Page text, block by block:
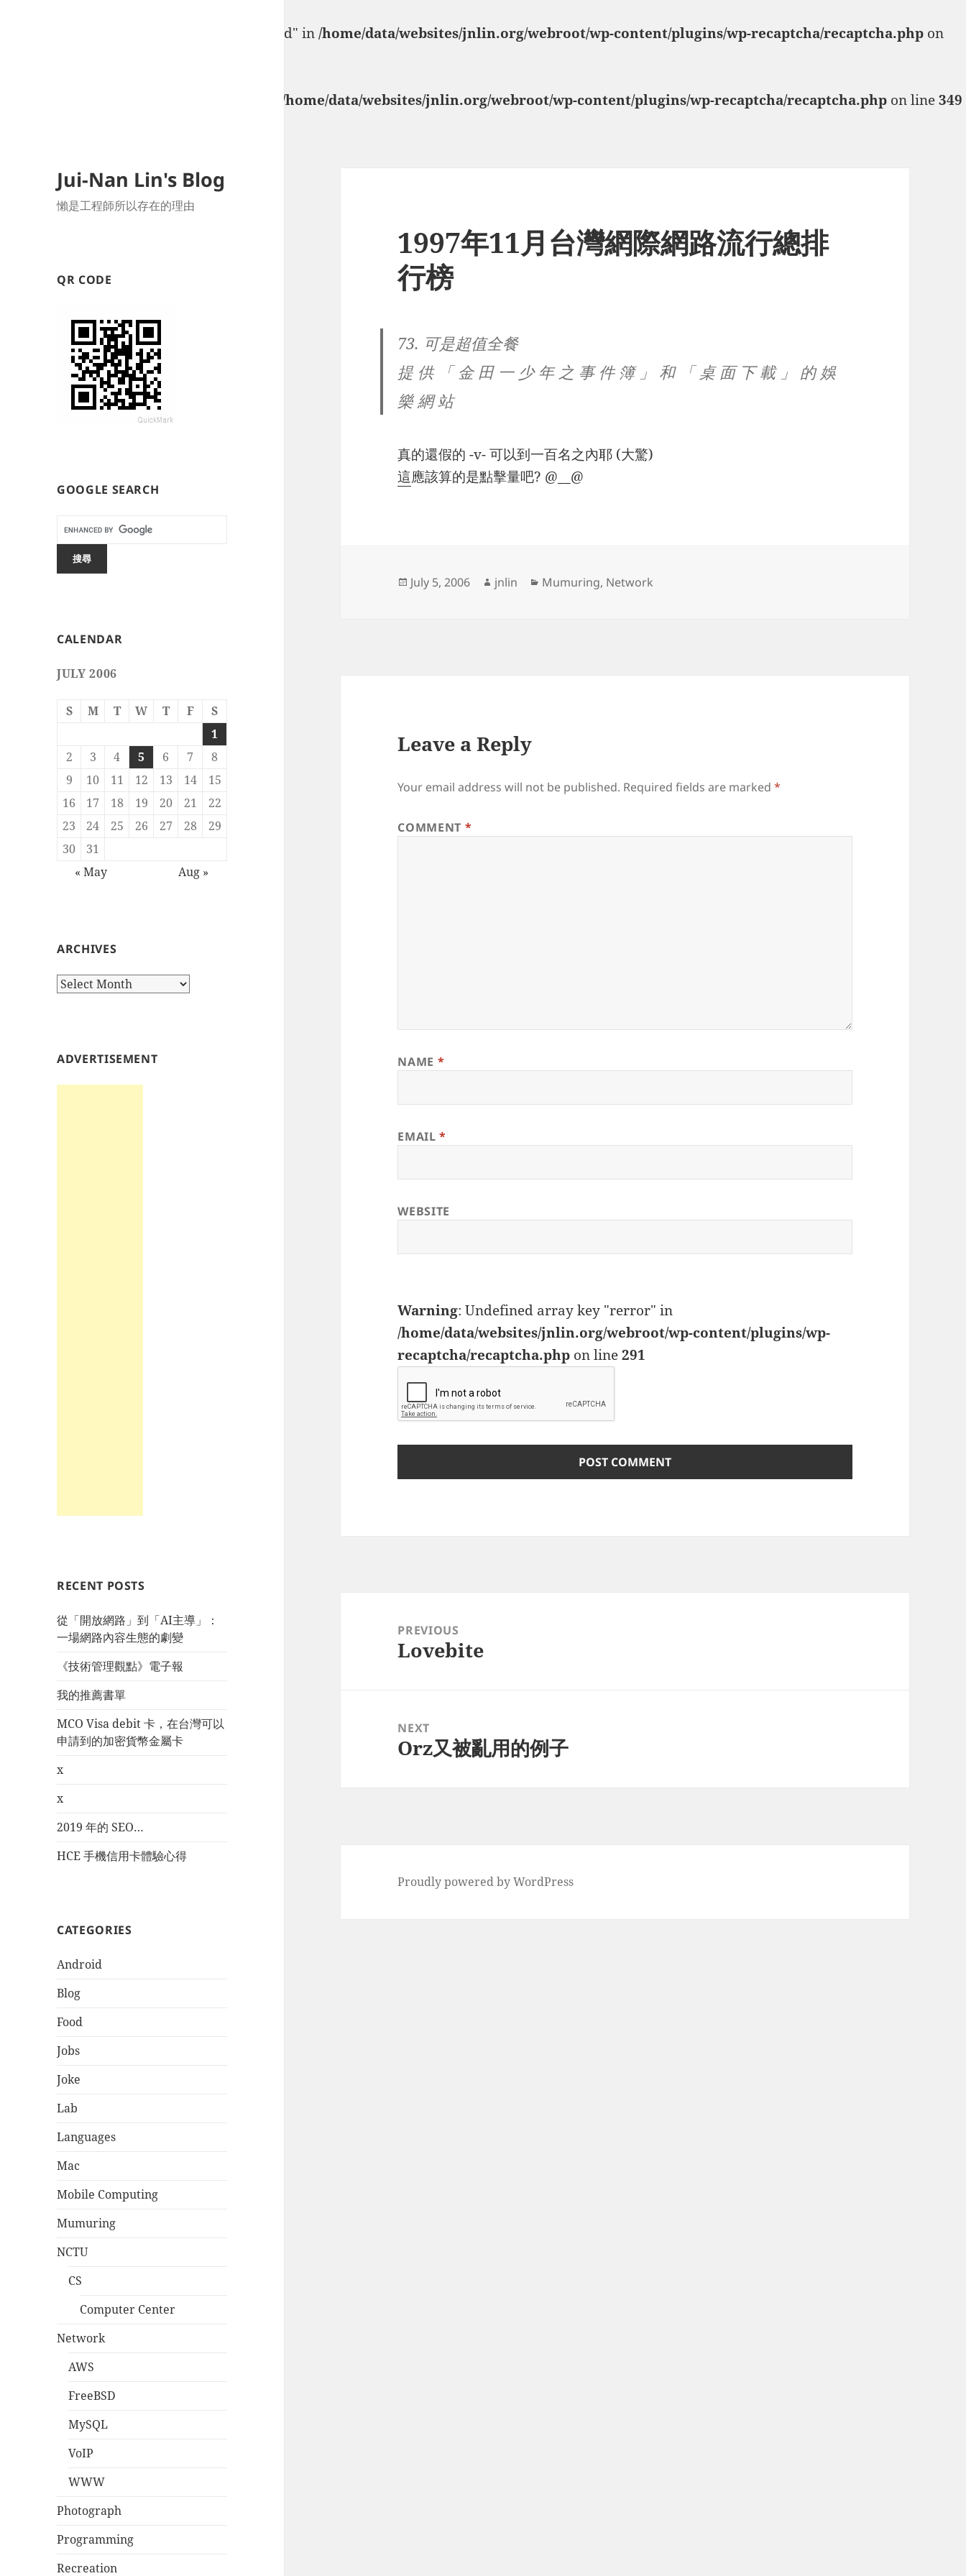
: Undefined array key "rcommentid" in/home/data/websites/jnlin.org/webroot/wp-content/plugins/wp-recaptcha/recaptcha.php on
/home/data/websites/jnlin.org/webroot/wp-content/plugins/wp-recaptcha/recaptcha.php on line349
Jui-Nan Lin's Blog
懶是工程師所以存在的理由
QR CODE
GOOGLE SEARCH
CALENDAR
JULY 2006
S M T W T F
S
1
2
3 4 5 6 7
8
9
10 11 12 13 14
15
16
17 18 19 20 21
22
23
24 25 26 27 28
29
30
31
« May
Aug »
ARCHIVES
Archives
ADVERTISEMENT
RECENT POSTS
從「開放網路」到「AI主導」：
一場網路內容生態的劇變
《技術管理觀點》電子報
我的推薦書單
MCO Visa debit 卡，在台灣可以
申請到的加密貨幣金屬卡
x
x
2019 年的 SEO…
HCE 手機信用卡體驗心得
CATEGORIES
Android
Blog
Food
Jobs
Joke
Lab
Languages
Mac
Mobile Computing
Mumuring
NCTU
CS
Computer Center
Network
AWS
FreeBSD
MySQL
VoIP
WWW
Photograph
Programming
Recreation
1997年11月台灣網際網路流行總排
行榜
73. 可是超值全餐
提 供 「 金 田 一 少 年 之 事 件 簿 」 和 「 桌 面 下 載 」 的 娛
樂 網 站
真的還假的 -v- 可以到一百名之內耶 (大驚)
這應該算的是點擊量吧? @__@
Posted
July 5, 2006 Author
jnlin Categories
Mumuring, Network
Leave a Reply
Your email address will not be published. Required fields are marked*
COMMENT *
NAME *
EMAIL*
WEBSITE
Warning: Undefined array key "rerror" in
/home/data/websites/jnlin.org/webroot/wp-content/plugins/wp-
recaptcha/recaptcha.php on line291
navigationPREVIOUS
Previous
Lovebite
NEXT
Next
Orz又被亂用的例子
Proudly powered by WordPress